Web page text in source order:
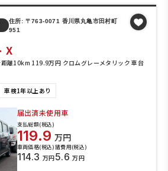
住所: 〒763-0071 香川県丸亀市田村町
951
X
離10km 119.9万円 クロムグレーメタリック 車台
車検1年以上あり
届出済未使用車
支払総額(税込)
119.9 万円
車両価格(税込)
114.3 万円
諸費用(税込)
5.6 万円